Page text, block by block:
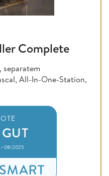
Complete
separatem
All-In-One-Station,
• 08/2025